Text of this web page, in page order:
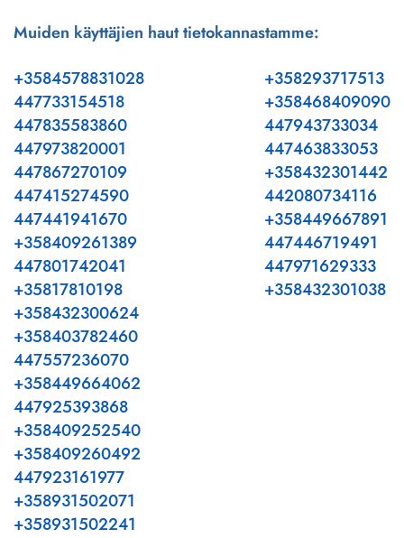
Muiden käyttäjien haut tietokannastamme:
+3584578831028
447733154518
447835583860
447973820001
447867270109
447415274590
447441941670
+358409261389
447801742041
+35817810198
+358293717513
+358468409090
447943733034
447463833053
+358432301442
442080734116
+358449667891
447446719491
447971629333
+358432301038
+358432300624
+358403782460
447557236070
+358449664062
447925393868
+358409252540
+358409260492
447923161977
+358931502071
+358931502241